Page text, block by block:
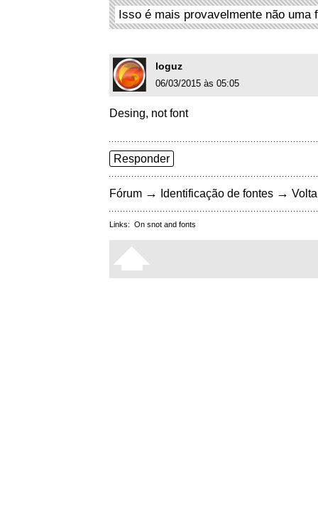
Isso é mais provavelmente não uma
loguz
06/03/2015 às 05:05
Desing, not font
Responder
Fórum → Identificação de fontes →
Links: On snot and fonts